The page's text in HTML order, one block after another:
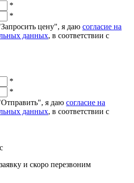
*
*
цену", я даю согласие на
данных, в соответствии с
*
*
я даю согласие на
данных, в соответствии с
и скоро перезвоним